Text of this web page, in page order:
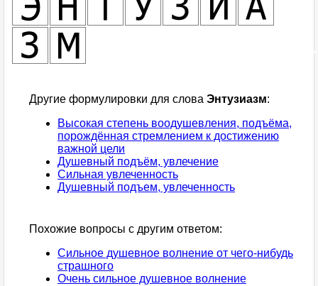
Другие формулировки для слова Энтузиазм:
Высокая степень воодушевления, подъёма,
порождённая стремлением к достижению
важной цели
Душевный подъём, увлечение
Сильная увлеченность
Душевный подъем, увлеченность
Похожие вопросы с другим ответом:
Сильное душевное волнение от чего-нибудь
страшного
Очень сильное душевное волнение